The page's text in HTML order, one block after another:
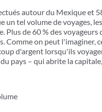
autour du Mexique et
tel volume de voyages,
de 60 % des voyageurs
Comme on peut l'imaginer,
d'argent lorsqu'ils
pays – qui abrite la